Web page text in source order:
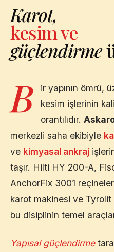
Karot,
kesim ve
güçlendirme
B
ir yapının ömrü,
kesim işlerinin
orantılıdır.
merkezli saha ekibiyle
ve kimyasal ankraj
taşır. Hilti HY 200-A,
AnchorFix 3001
karot makinesi ve Tyrolit
bu disiplinin temel
Yapısal güçlendirme